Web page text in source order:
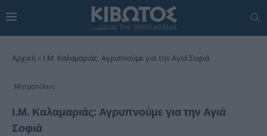
Αρχική » Ι.Μ. Καλαμαριάς: Αγρυπνούμε για την Αγιά Σοφιά
Μητροπόλεις
Ι.Μ. Καλαμαριάς: Αγρυπνούμε για την Αγιά
Σοφιά